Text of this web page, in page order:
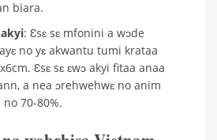
biara.
: Ɛsɛ sɛ mfonini a wɔde
no yɛ akwantu tumi krataa
Ɛsɛ sɛ ɛwɔ akyi fitaa anaa
a nea ɔrehwehwɛ no anim
70-80%.